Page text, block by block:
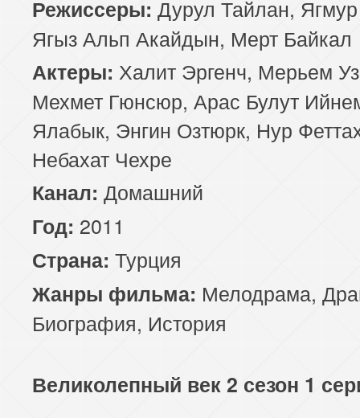
Режиссеры: Дурул Тайлан,
Ягыз Альп Акайдын, Мерт Байкал
Актеры: Халит Эргенч, Мерьем
Мехмет Гюнсюр, Арас Булут
Ялабык, Энгин Озтюрк, Нур
Небахат Чехре
Канал: Домашний
Год: 2011
Страна: Турция
Жанры фильма: Мелодрама,
Биография, История
Великолепный век 2 сезон 1